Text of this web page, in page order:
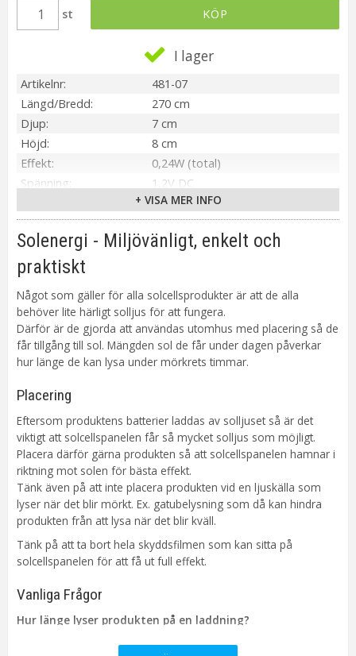
st
KÖP
I lager
Artikelnr
481-07
Längd/Bredd
270 cm
Djup
7 cm
Höjd
8 cm
Effekt
0,24W (total)
Spänning
1,2V DC
IP44
Material / Färg
Rökfärgad
Ljuskälla
Inbyggd LED
Sockel
Livslängd
ca.10000 tim
Kabellängd
200cm
Batteri
1st AA laddbart NiMH ingår. Lystid
ca 5h.
Anpassad för
Tillverkare
Star Trading AB
+ VISA MER INFO
Solenergi - Miljövänligt, enkelt och
praktiskt
Något som gäller för alla solcellsprodukter är att de alla
behöver lite härligt solljus för att fungera.
Därför är de gjorda att användas utomhus med placering så de
får tillgång till sol. Mängden sol de får under dagen påverkar
hur länge de kan lysa under mörkrets timmar.
Placering
Eftersom produktens batterier laddas av solljuset så är det
viktigt att solcellspanelen får så mycket solljus som möjligt.
Placera därför gärna produkten så att solcellspanelen hamnar i
riktning mot solen för bästa effekt.
Tänk även på att inte placera produkten vid en ljuskälla som
lyser när det blir mörkt. Ex. gatubelysning som då kan hindra
produkten från att lysa när det blir kväll.
Tänk på att ta bort hela skyddsfilmen som kan sitta på
solcellspanelen för att få ut full effekt.
Vanliga Frågor
Hur länge lyser produkten på en laddning?